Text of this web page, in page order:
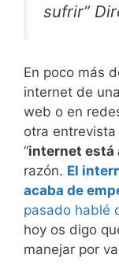
sufrir”
En poco más
internet de
web o en
otra
“internet está
razón. El
acaba de
pasado hablé
hoy os digo
manejar por